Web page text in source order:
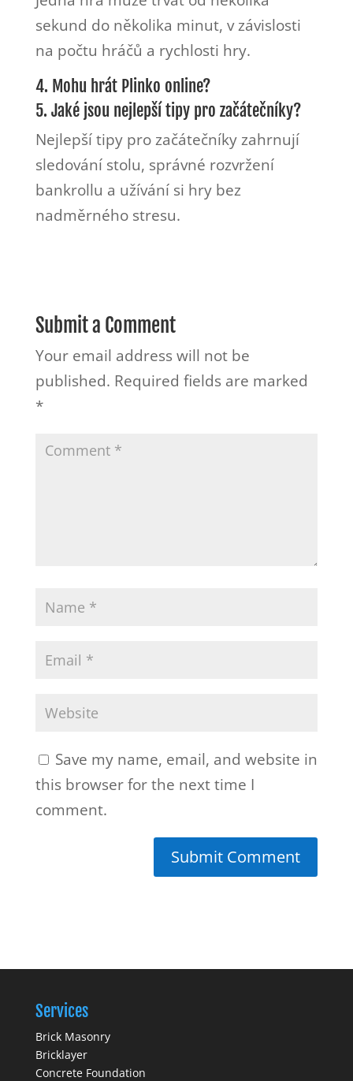
sekund do několika minut, v závislosti
na počtu hráčů a rychlosti hry.
4. Mohu hrát Plinko online?
5. Jaké jsou nejlepší tipy pro začátečníky?
Nejlepší tipy pro začátečníky zahrnují
sledování stolu, správné rozvržení
bankrollu a užívání si hry bez
nadměrného stresu.
Submit a Comment
Your email address will not be
published. Required fields are marked
*
Save my name, email, and website in
this browser for the next time I
comment.
Services
Brick Masonry
Bricklayer
Concrete Foundation